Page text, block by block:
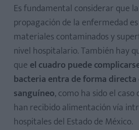
Es fundamental considerar que
propagación de la enfermedad
materiales contaminados y
nivel hospitalario. También hay
que el cuadro puede
bacteria entra de forma
sanguíneo, como ha sido el
han recibido alimentación vía
hospitales del Estado de México.